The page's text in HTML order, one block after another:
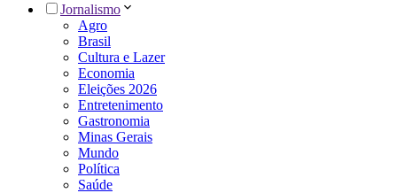
Jornalismo
Agro
Brasil
Cultura e Lazer
Economia
Eleições 2026
Entretenimento
Gastronomia
Minas Gerais
Mundo
Política
Saúde